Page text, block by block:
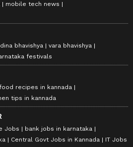
mobile tech news
dina bhavishya
vara bhavishya
festivals
recipes in kannada
tips in kannada
Jobs
bank jobs in karnataka
Central Govt Jobs in Kannada IT Jobs